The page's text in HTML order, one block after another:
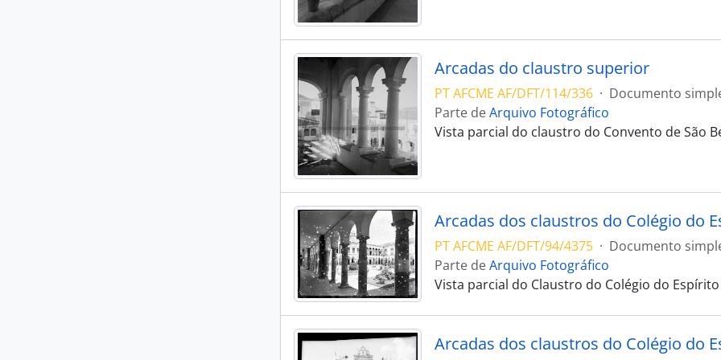
Arcadas do claustro superior
PT AFCME AF/DFT/114/336 · Documento
Parte deArquivo Fotográfico
Vista parcial do claustro do Convento de São
Arcadas dos claustros do Colégio do
PT AFCME AF/DFT/94/4375 · Documento
Parte deArquivo Fotográfico
Vista parcial do Claustro do Colégio do
Arcadas dos claustros do Colégio do